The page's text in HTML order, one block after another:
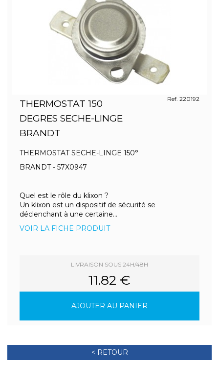
THERMOSTAT 150
DEGRES SECHE-LINGE
BRANDT
Ref. 220192
THERMOSTAT SECHE-LINGE 150°
BRANDT - 57X0947
Quel est le rôle du klixon ?
Un klixon est un dispositif de sécurité se
déclenchant à une certaine...
VOIR LA FICHE PRODUIT
LIVRAISON SOUS 24H/48H
11.82 €
AJOUTER AU PANIER
< RETOUR